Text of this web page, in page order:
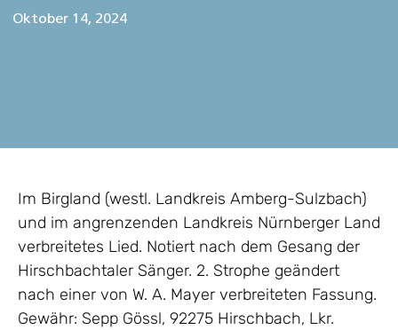
Oktober 14, 2024
Im Birgland (westl. Landkreis Amberg-Sulzbach)
und im angrenzenden Landkreis Nürnberger Land
verbreitetes Lied. Notiert nach dem Gesang der
Hirschbachtaler Sänger. 2. Strophe geändert
nach einer von W. A. Mayer verbreiteten Fassung.
Gewähr: Sepp Gössl, 92275 Hirschbach, Lkr.